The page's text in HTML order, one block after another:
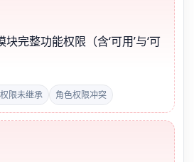
完整功能权限（含‘可用’与‘可
限未继承 角色权限冲突